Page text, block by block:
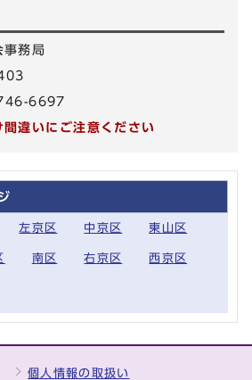
事務局
6697
違いにご注意ください
左京区 中京区 東山区
南区 右京区 西京区
個人情報の取扱い